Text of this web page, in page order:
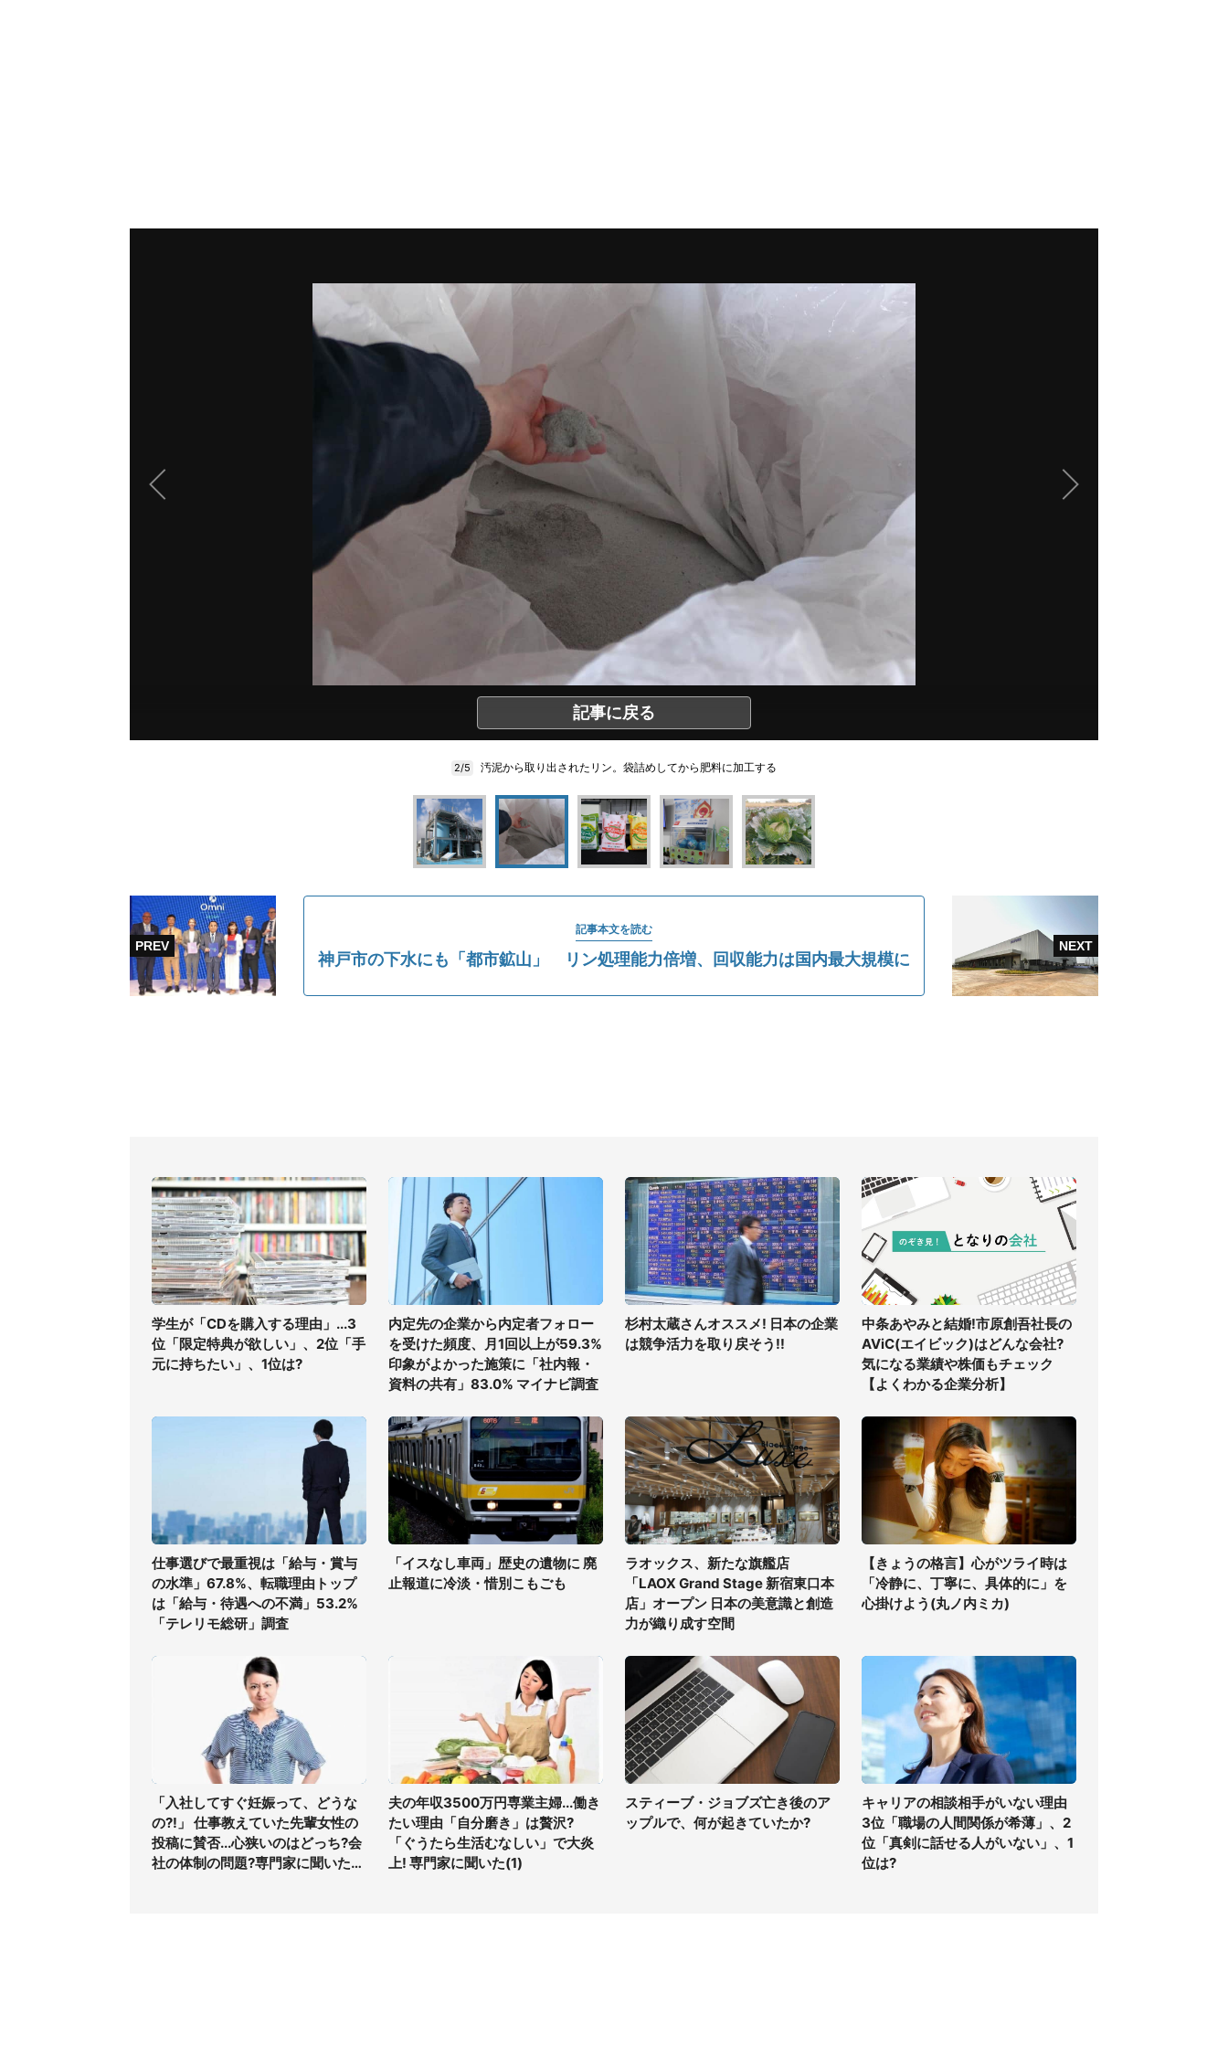
記事に戻る
2/5 汚泥から取り出されたリン。袋詰めしてから肥料に加工する
記事本文を読む
神戸市の下水にも「都市鉱山」 リン処理能力倍増、回収能力は国内最大規模に
学生が「CDを購入する理由」...3
位「限定特典が欲しい」、2位「手
元に持ちたい」、1位は?
内定先の企業から内定者フォロー
を受けた頻度、月1回以上が59.3%
印象がよかった施策に「社内報・
資料の共有」83.0% マイナビ調査
杉村太蔵さんオススメ! 日本の企業
は競争活力を取り戻そう!!
中条あやみと結婚!市原創吾社長の
AViC(エイビック)はどんな会社?
気になる業績や株価もチェック
【よくわかる企業分析】
仕事選びで最重視は「給与・賞与
の水準」67.8%、転職理由トップ
は「給与・待遇への不満」53.2%
「テレリモ総研」調査
「イスなし車両」歴史の遺物に 廃
止報道に冷淡・惜別こもごも
ラオックス、新たな旗艦店
「LAOX Grand Stage 新宿東口本
店」オープン 日本の美意識と創造
力が織り成す空間
【きょうの格言】心がツライ時は
「冷静に、丁寧に、具体的に」を
心掛けよう(丸ノ内ミカ)
「入社してすぐ妊娠って、どうな
の?!」 仕事教えていた先輩女性の
投稿に賛否...心狭いのはどっち?会
社の体制の問題?専門家に聞いた
夫の年収3500万円専業主婦...働き
たい理由「自分磨き」は贅沢?
「ぐうたら生活むなしい」で大炎
上! 専門家に聞いた(1)
スティーブ・ジョブズ亡き後のア
ップルで、何が起きていたか?
キャリアの相談相手がいない理由
3位「職場の人間関係が希薄」、2
位「真剣に話せる人がいない」、1
位は?